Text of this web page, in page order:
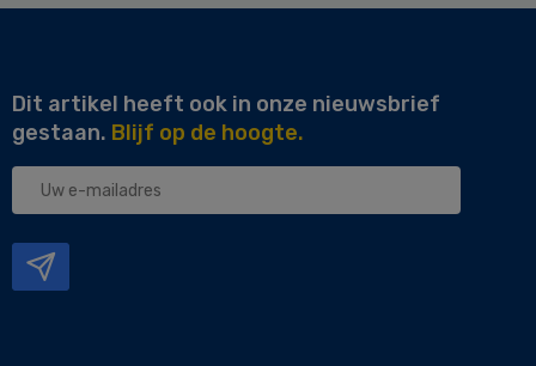
Dit artikel heeft ook in onze nieuwsbrief
gestaan. Blijf op de hoogte.
Uw